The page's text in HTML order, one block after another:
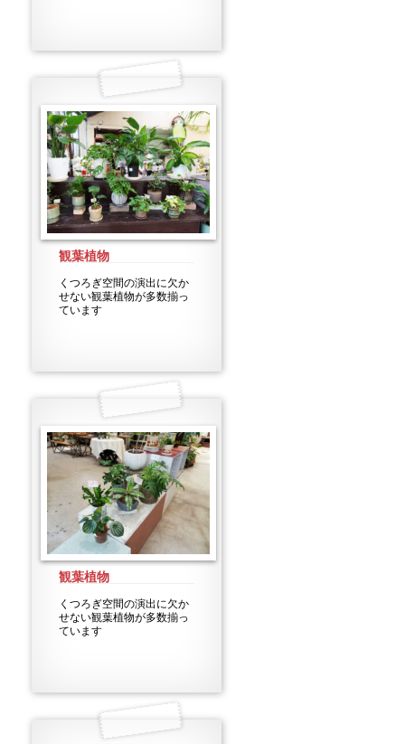
観葉植物
くつろぎ空間の演出に欠か
せない観葉植物が多数揃っ
ています
観葉植物
くつろぎ空間の演出に欠か
せない観葉植物が多数揃っ
ています